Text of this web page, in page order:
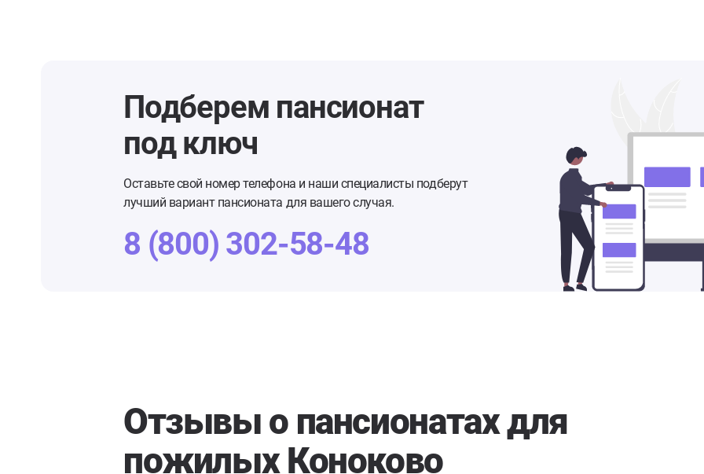
Подберем пансионат
под ключ
Оставьте свой номер телефона и наши специалисты подберут
лучший вариант пансионата для вашего случая.
8 (800) 302-58-48
Отзывы о пансионатах для
пожилых Коноково